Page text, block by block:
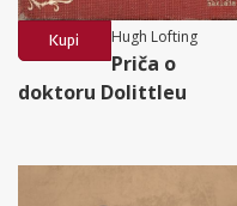
Kupi Hugh Lofting
Priča o
doktoru Dolittleu